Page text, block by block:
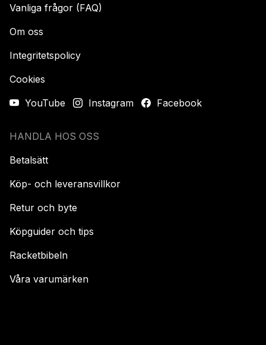
Vanliga frågor (FAQ)
Om oss
Integritetspolicy
Cookies
YouTube
Instagram Facebook
HANDLA HOS OSS
Betalsätt
Köp- och leveransvillkor
Retur och byte
Köpguider och tips
Racketbibeln
Våra varumärken